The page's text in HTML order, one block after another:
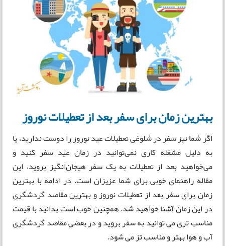
بهترین زمان برای سفر بعد از تعطیلات نوروز
اگر شما نیز سفر در شلوغی تعطیلات عید نوروز را دوست ندارید، یا
به دلیل مشغله کاری نمی‌توانید در زمان عید سفر کنید و
می‌خواهید بعد از تعطیلات به یک سفر هیجان‌انگیز بروید، این
مقاله راهنمای خوبی برای شما عزیزان است. در ادامه با بهترین
زمان برای سفر بعد از تعطیلات نوروز و بهترین مقاصد گردشگری
در این زمان آشنا خواهید شد. همچنین خوب است بدانید با قیمت
مناسب تری می توانید به سفر بروید و در بعضی مقاصد گردشگری
آب و هوا بهتر و مناسب تز می شود.